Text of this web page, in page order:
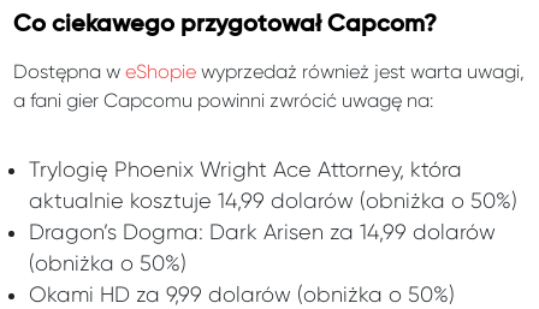
Co ciekawego przygotował Capcom?
Dostępna weShopie wyprzedaż również jest warta uwagi,
a fani gier Capcomu powinni zwrócić uwagę na:
Trylogię Phoenix Wright Ace Attorney, która
aktualnie kosztuje 14,99 dolarów (obniżka o 50%)
Dragon’s Dogma: Dark Arisen za 14,99 dolarów
(obniżka o 50%)
Okami HD za 9,99 dolarów (obniżka o 50%)